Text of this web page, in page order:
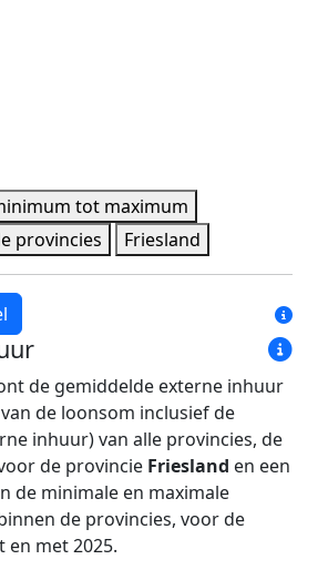
tot maximum
provincies
Friesland
minimum
Bandbreedte
1.515 pers.
1.597 pers.
1.627 pers.
1.607 pers.
1.701 pers.
de gemiddelde externe inhuur
de loonsom inclusief de
inhuur) van alle provincies, de
de provincie Friesland en een
de minimale en maximale
de provincies, voor de
en met 2025.